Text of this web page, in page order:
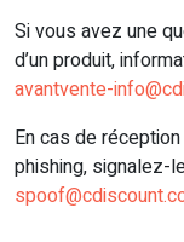
Si vous avez une
d’un produit,
avantvente-
En cas de
phishing, signalez-